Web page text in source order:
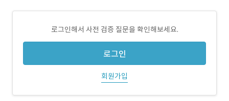
로그인해서 사전 검증 질문을 확인해보세요.
로그인
회원가입